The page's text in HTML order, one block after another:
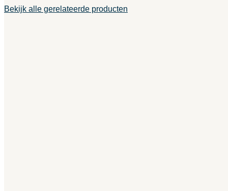
Bekijk alle gerelateerde producten